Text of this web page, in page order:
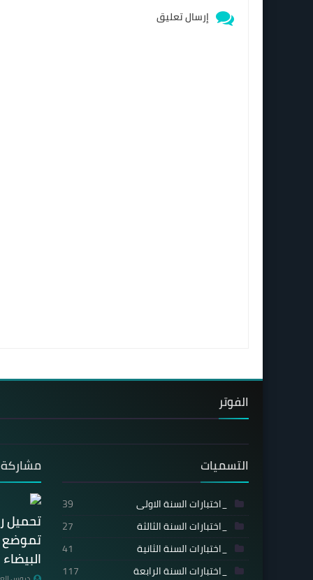
إرسال تعليق
الفوتر
التسميات
_اختبارات السنة الاولى
39
_اختبارات السنة الثالثة
27
_اختبارات السنة الثانية
41
_اختبارات السنة الرابعة
117
تحميل
تموضع